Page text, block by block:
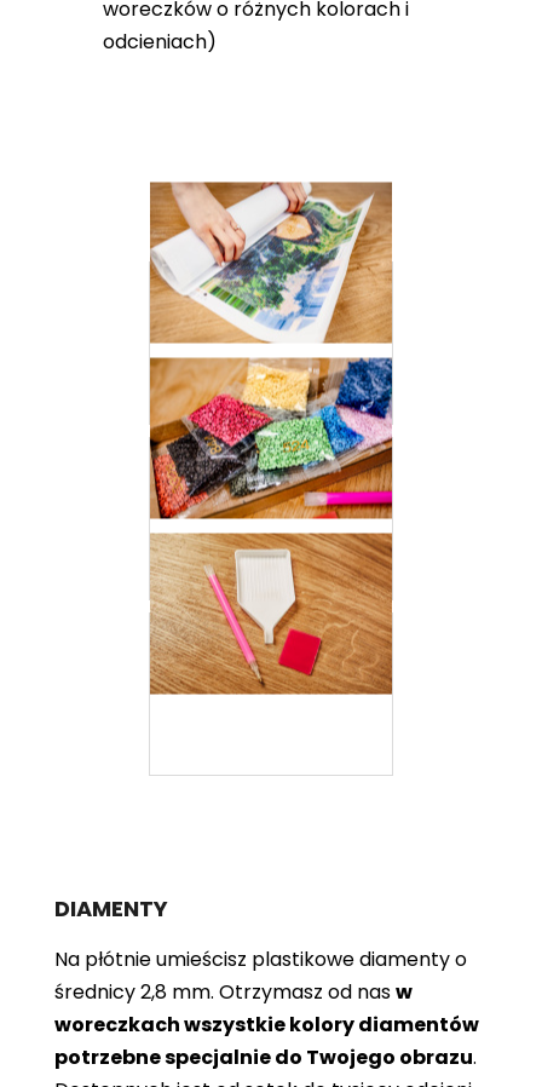
woreczków o różnych kolorach i
odcieniach)
DIAMENTY
Na płótnie umieścisz plastikowe diamenty o
średnicy 2,8 mm. Otrzymasz od nasw
woreczkach wszystkie kolory diamentów
potrzebne specjalnie do Twojego obrazu.